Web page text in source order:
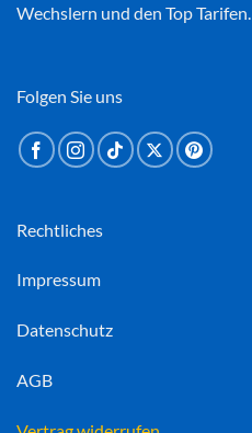
Wechslern und den Top Tarifen.
Rechtliches
Impressum
Datenschutz
AGB
Folgen Sie uns